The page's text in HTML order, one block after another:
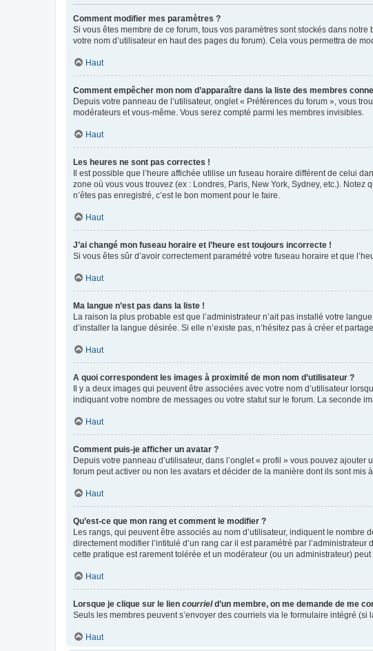
Comment modifier mes paramètres ?
Si vous êtes membre de ce forum, tous vos paramètres sont stockés dans
votre nom d’utilisateur en haut des pages du forum). Cela vous permettra de
Haut
Comment empêcher mon nom d’apparaître dans la liste des membres
Depuis votre panneau de l’utilisateur, onglet « Préférences du forum », vous
modérateurs et vous-même. Vous serez compté parmi les membres invisibles.
Haut
Les heures ne sont pas correctes !
Il est possible que l’heure affichée utilise un fuseau horaire différent de celui
zone où vous vous trouvez (ex : Londres, Paris, New York, Sydney, etc.).
n’êtes pas enregistré, c’est le bon moment pour le faire.
Haut
J’ai changé mon fuseau horaire et l’heure est toujours incorrecte !
Si vous êtes sûr d’avoir correctement paramétré votre fuseau horaire et que
Haut
Ma langue n’est pas dans la liste !
La raison la plus probable est que l’administrateur n’ait pas installé votre
d’installer la langue désirée. Si elle n’existe pas, n’hésitez pas à créer et
Haut
A quoi correspondent les images à proximité de mon nom d’utilisateur ?
Il y a deux images qui peuvent être associées avec votre nom d’utilisateur
indiquant votre nombre de messages ou votre statut sur le forum. La seconde
Haut
Comment puis-je afficher un avatar ?
Depuis votre panneau d’utilisateur, dans l’onglet « profil » vous pouvez
forum peut activer ou non les avatars et décider de la manière dont ils sont mis
Haut
Qu’est-ce que mon rang et comment le modifier ?
Les rangs, qui peuvent être associés au nom d’utilisateur, indiquent le
directement modifier l’intitulé d’un rang car il est paramétré par
cette pratique est rarement tolérée et un modérateur (ou un administrateur)
Haut
Lorsque je clique sur le lien courrield’un membre, on me demande de me
Seuls les membres peuvent s’envoyer des courriels via le formulaire intégré
Haut